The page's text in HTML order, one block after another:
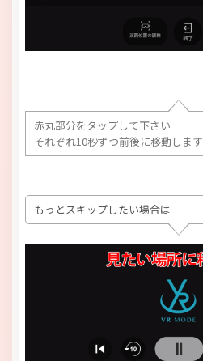
赤丸部分をタップして下さい
それぞれ10秒ずつ前後に移動します
もっとスキップしたい場合は